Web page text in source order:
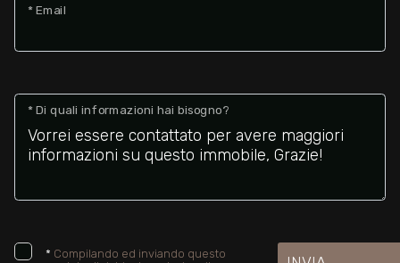
* Email
* Di quali informazioni hai bisogno?
* Compilando ed inviando questo